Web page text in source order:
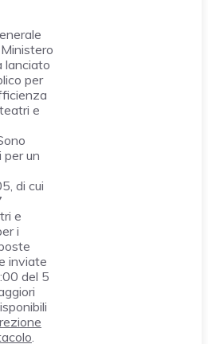
lanciato
per
e
per un
di cui
e
i
inviate
del 5
.